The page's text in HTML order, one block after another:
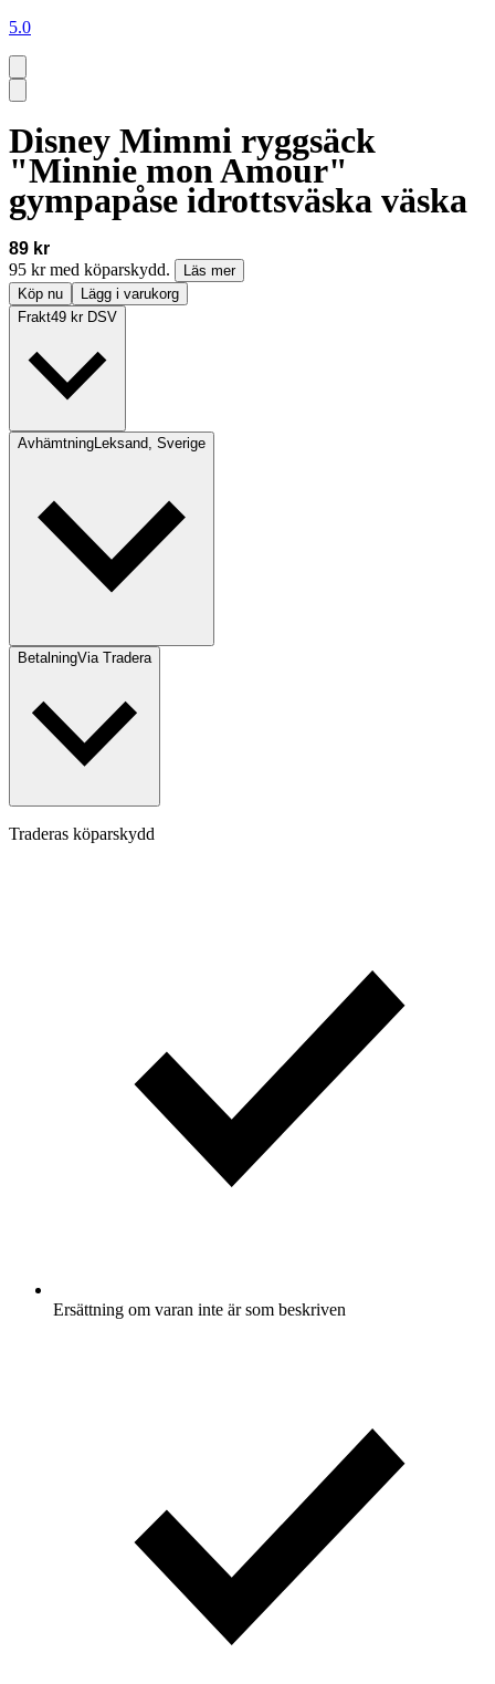
5.0
Disney Mimmi ryggsäck
"Minnie mon Amour"
gympapåse idrottsväska väska
89 kr
95 kr med köparskydd.
Läs mer
Köp nu
Lägg i varukorg
Frakt49 kr DSV
AvhämtningLeksand, Sverige
BetalningVia Tradera
Traderas köparskydd
Ersättning om varan inte är som beskriven